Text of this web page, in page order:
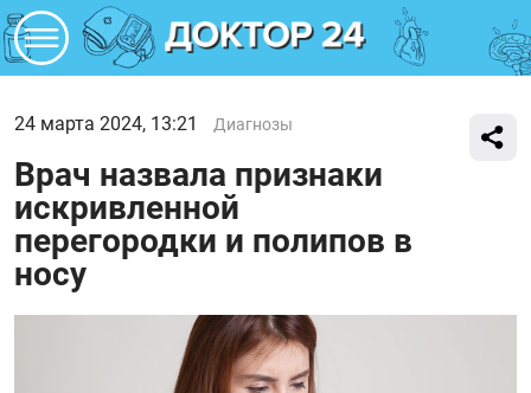
24 марта 2024, 13:21 Диагнозы
Врач назвала признаки
искривленной
перегородки и полипов в
носу